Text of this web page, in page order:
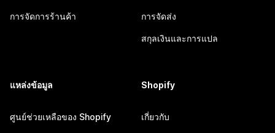
การจัดการร้านค้า การจัดส่ง
สกุลเงินและการแปล
แหล่งข้อมูล
ศูนย์ช่วยเหลือของ Shopify
Shopify
เกี่ยวกับ